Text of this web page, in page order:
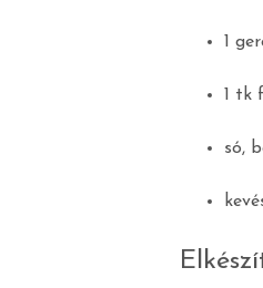
1
1 tk
só,